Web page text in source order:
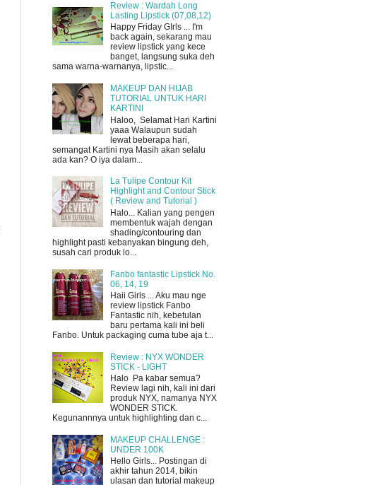
Review : Wardah Long
Lasting Lipstick (07,08,12)
Happy Friday GIrls ... I'm
back again, sekarang mau
review lipstick yang kece
banget, langsung suka deh
sama warna-warnanya, lipstic...
MAKEUP DAN HIJAB
TUTORIAL UNTUK HARI
KARTINI
Haloo, Selamat Hari Kartini
yaaa Walaupun sudah
lewat beberapa hari,
semangat Kartini nya Masih akan selalu
ada kan? O iya dalam...
La Tulipe Contour Kit
Highlight and Contour Stick
( Review and Tutorial )
Halo... Kalian yang pengen
membentuk wajah dengan
shading/contouring dan
highlight pasti kebanyakan bingung deh,
susah cari produk lo...
Fanbo fantastic Lipstick No.
06, 14, 19
Haii Girls ... Aku mau nge
review lipstick Fanbo
Fantastic nih, kebetulan
baru pertama kali ini beli
Fanbo. Untuk packaging cuma tube aja t...
Review : NYX WONDER
STICK - LIGHT
Halo Pa kabar semua?
Review lagi nih, kali ini dari
produk NYX, namanya NYX
WONDER STICK.
Kegunannnya untuk highlighting dan c...
MAKEUP CHALLENGE :
UNDER 100K
Hello Girls... Postingan di
akhir tahun 2014, bikin
ulasan dan tutorial makeup